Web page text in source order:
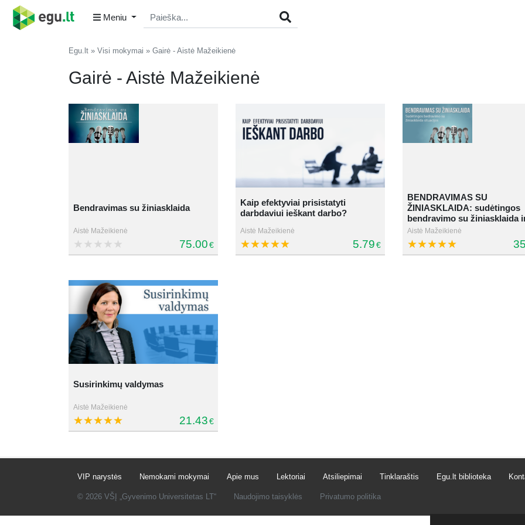
Meniu
Egu.lt Visi mokymai Gairė - Aistė Mažeikienė
Gairė - Aistė Mažeikienė
Bendravimas su žiniasklaida
Aistė Mažeikienė
75.00€
Kaip efektyviai prisistatyti
darbdaviui ieškant darbo?
Aistė Mažeikienė
5.79€
BENDRAVIMAS SU
ŽINIASKLAIDA: sudėtingos
bendravimo su žiniasklaida
Aistė Mažeikienė
Susirinkimų valdymas
Aistė Mažeikienė
21.43€
VIP narystės Nemokami mokymai Apie mus Lektoriai Atsiliepimai Tinklaraštis Egu.lt biblioteka
© 2026 VŠĮ „Gyvenimo Universitetas LT“ Naudojimo taisyklės Privatumo politika